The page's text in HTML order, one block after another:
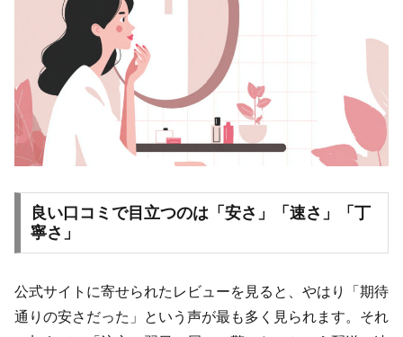
良い口コミで目立つのは「安さ」「速さ」「丁
寧さ」
公式サイトに寄せられたレビューを見ると、やはり「期待
通りの安さだった」という声が最も多く見られます。それ